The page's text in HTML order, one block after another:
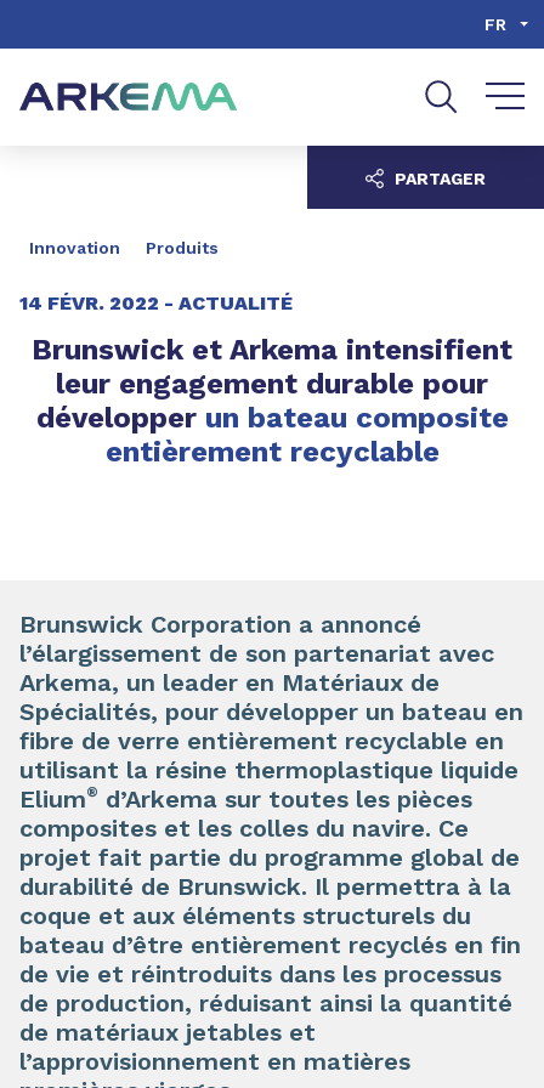
Aller à la recherche
FR
Innovation Produits
14 FÉVR. 2022 - ACTUALITÉ
Brunswick et Arkema intensifient
leur engagement durable pour
développer un bateau composite
entièrement recyclable
PARTAGER
Brunswick Corporation a annoncé
l’élargissement de son partenariat avec
Arkema, un leader en Matériaux de
Spécialités, pour développer un bateau en
fibre de verre entièrement recyclable en
utilisant la résine thermoplastique liquide
Elium® d’Arkema sur toutes les pièces
composites et les colles du navire. Ce
projet fait partie du programme global de
durabilité de Brunswick. Il permettra à la
coque et aux éléments structurels du
bateau d’être entièrement recyclés en fin
de vie et réintroduits dans les processus
de production, réduisant ainsi la quantité
de matériaux jetables et
l’approvisionnement en matières